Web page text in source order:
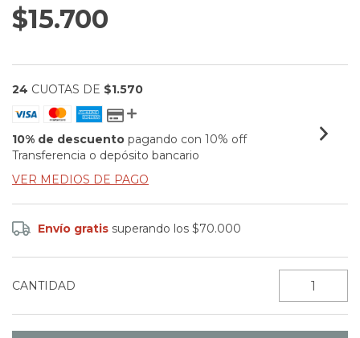
$15.700
24 CUOTAS DE $1.570
10% de descuento pagando con 10% off
Transferencia o depósito bancario
VER MEDIOS DE PAGO
Envío gratis superando los$70.000
CANTIDAD